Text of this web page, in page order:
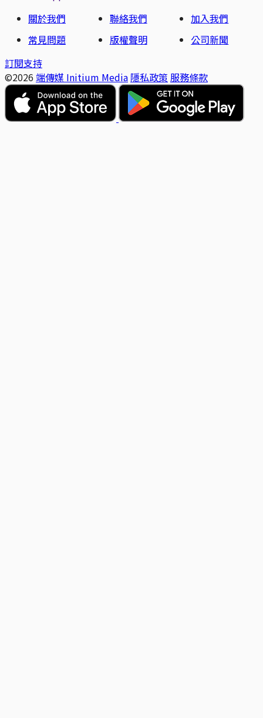
關於我們
聯絡我們
加入我們
常見問題
版權聲明
公司新聞
訂閱支持
©2026 端傳媒 Initium Media 隱私政策 服務條款